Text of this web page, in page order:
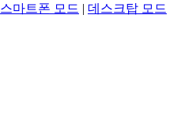
스마트폰 모드 | 데스크탑 모드